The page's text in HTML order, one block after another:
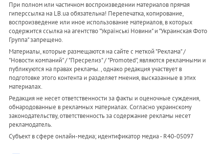
При полном или частичном воспроизведении материалов прямая
гиперссылка на LB.ua обязательна! Перепечатка, копирование,
воспроизведение или иное использование материалов, в которых
содержится ссылка на агентство "Українськi Новини" и "Украинская Фото
Группа" запрещено.
Материалы, которые размещаются на сайте с меткой "Реклама" /
"Новости компаний" / "Пресрелиз" / "Promoted", являются рекламными и
публикуются на правах рекламы. , однако редакция участвует в
подготовке этого контента и разделяет мнения, высказанные в этих
материалах.
Редакция не несет ответственности за факты и оценочные суждения,
обнародованные в рекламных материалах. Согласно украинскому
законодательству, ответственность за содержание рекламы несет
рекламодатель.
Субъект в сфере онлайн-медиа; идентификатор медиа - R40-05097